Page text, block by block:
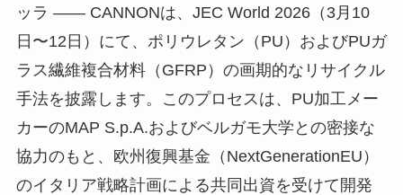
ッラ ―― CANNONは、JEC World 2026（3月10
日〜12日）にて、ポリウレタン（PU）およびPUガ
ラス繊維複合材料（GFRP）の画期的なリサイクル
手法を披露します。このプロセスは、PU加工メー
カーのMAP S.p.A.およびベルガモ大学との密接な
協力のもと、欧州復興基金（NextGenerationEU）
のイタリア戦略計画による共同出資を受けて開発